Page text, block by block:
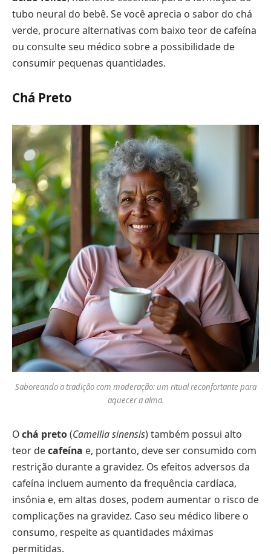
tubo neural do bebê. Se você aprecia o sabor do chá
verde, procure alternativas com baixo teor de cafeína
ou consulte seu médico sobre a possibilidade de
consumir pequenas quantidades.
Chá Preto
Saboreando a tradição com moderação: um ritual reconfortante para
aquecer a alma.
Ochá preto(Camellia sinensis) também possui alto
teor decafeína e, portanto, deve ser consumido com
restrição durante a gravidez. Os efeitos adversos da
cafeína incluem aumento da frequência cardíaca,
insônia e, em altas doses, podem aumentar o risco de
complicações na gravidez. Caso seu médico libere o
consumo, respeite as quantidades máximas
permitidas.